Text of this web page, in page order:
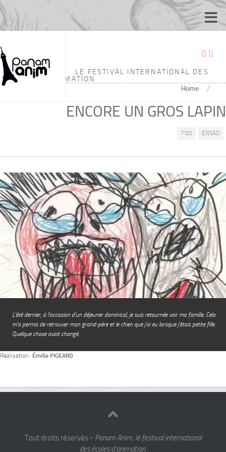
LE FESTIVAL INTERNATIONAL DES
ÉCOLES D'ANIMATION
Home /
ENCORE UN GROS LAPIN
7'00 ENSAD
L’été dernier, à l’occasion d’un déjeuner dominical, je suis retournée voir ma famille. Cela
m’a permis de retrouver mon grand-père et le chien que j’ai eu lorsque j’étais petite fille.
Quelque chose avait changé.
Réalisation : Émilie PIGEARD
Tout droits réservés - Panam Anim, le festival international
des écoles d'animation.